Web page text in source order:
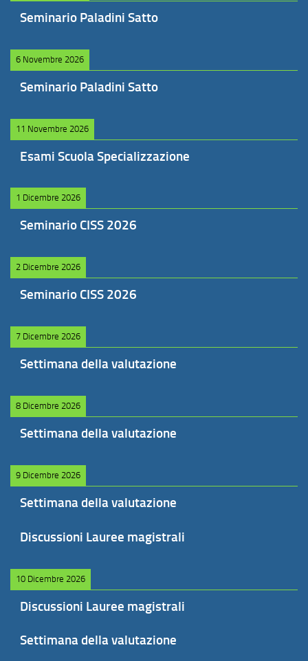
Seminario Paladini Satto
6 Novembre 2026
Seminario Paladini Satto
11 Novembre 2026
Esami Scuola Specializzazione
1 Dicembre 2026
Seminario CISS 2026
2 Dicembre 2026
Seminario CISS 2026
7 Dicembre 2026
Settimana della valutazione
8 Dicembre 2026
Settimana della valutazione
9 Dicembre 2026
Settimana della valutazione
Discussioni Lauree magistrali
10 Dicembre 2026
Discussioni Lauree magistrali
Settimana della valutazione